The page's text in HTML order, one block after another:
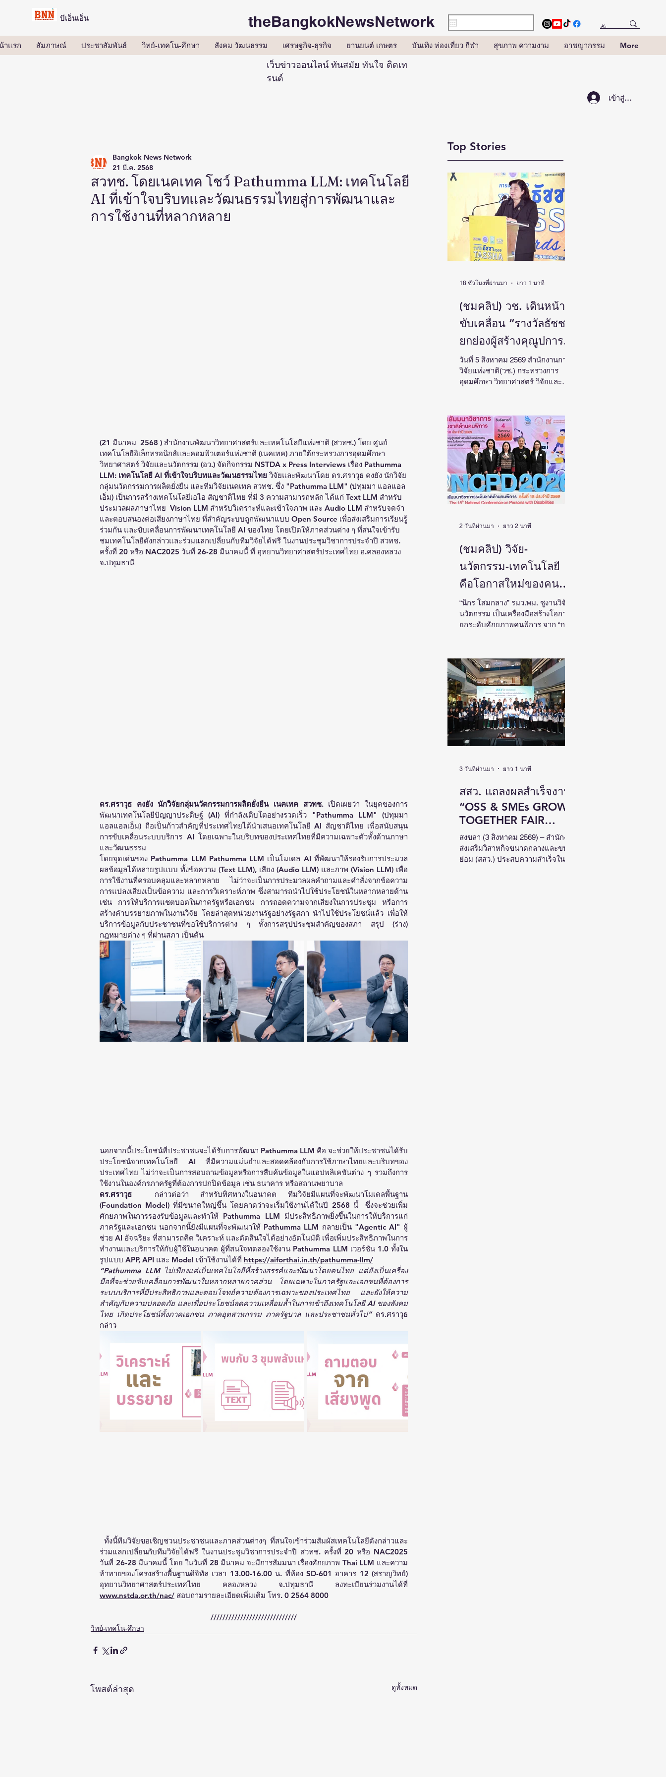
บีเอ็นเอ็น theBangkokNewsNetwork
าแรก สัมภาษณ์ ประชาสัมพันธ์ วิทย์-เทคโน-ศึกษา สังคม วัฒนธรรม เศรษฐกิจ-ธุรกิจ ยานยนต์ เกษตร บันเทิง ท่องเที่ยว กีฬา สุขภาพ ความงาม อาชญากรรม More
เว็บข่าวออนไลน์ ทันสมัย ทันใจ ติดเท
รนด์
เข้าสู่ระบบ
สวทช. โดยเนคเทค โชว์ Pathumma LLM: เทคโนโลยี
AI ที่เข้าใจบริบทและวัฒนธรรมไทยสู่การพัฒนาและ
การใช้งานที่หลากหลาย
Bangkok News Network
21 มี.ค. 2568
(21 มีนาคม  2568 ) สำนักงานพัฒนาวิทยาศาสตร์และเทคโนโลยีแห่งชาติ (สวทช.) โดย ศูนย์
เทคโนโลยีอิเล็กทรอนิกส์และคอมพิวเตอร์แห่งชาติ (เนคเทค) ภายใต้กระทรวงการอุดมศึกษา
วิทยาศาสตร์ วิจัยและนวัตกรรม (อว.) จัดกิจกรรม NSTDA x Press Interviews เรื่อง Pathumma
LLM: เทคโนโลยี AI ที่เข้าใจบริบทและวัฒนธรรมไทย วิจัยและพัฒนาโดย ดร.ศราวุธ คงยัง นักวิจัย
กลุ่มนวัตกรรมการผลิตยั่งยืน และทีมวิจัยเนคเทค สวทช. ซึ่ง "Pathumma LLM" (ปทุมมา แอลแอล
เอ็ม) เป็นการสร้างเทคโนโลยีเอไอ สัญชาติไทย ที่มี 3 ความสามารถหลัก ได้แก่ Text LLM สำหรับ
ประมวลผลภาษาไทย Vision LLM สำหรับวิเคราะห์และเข้าใจภาพ และ Audio LLM สำหรับจดจำ
และตอบสนองต่อเสียงภาษาไทย ที่สำคัญระบบถูกพัฒนาแบบ Open Source เพื่อส่งเสริมการเรียนรู้
ร่วมกัน และขับเคลื่อนการพัฒนาเทคโนโลยี AI ของไทย โดยเปิดให้ภาคส่วนต่าง ๆ ที่สนใจเข้ารับ
ชมเทคโนโลยีดังกล่าวและร่วมแลกเปลี่ยนกับทีมวิจัยได้ฟรี ในงานประชุมวิชาการประจำปี สวทช.
ครั้งที่ 20 หรือ NAC2025 วันที่ 26-28 มีนาคมนี้ ที่ อุทยานวิทยาศาสตร์ประเทศไทย อ.คลองหลวง
จ.ปทุมธานี
ดร.ศราวุธ คงยัง นักวิจัยกลุ่มนวัตกรรมการผลิตยั่งยืน เนคเทค สวทช. เปิดเผยว่า ในยุคของการ
พัฒนาเทคโนโลยีปัญญาประดิษฐ์ (AI) ที่กำลังเติบโตอย่างรวดเร็ว "Pathumma LLM" (ปทุมมา
แอลแอลเอ็ม) ถือเป็นก้าวสำคัญที่ประเทศไทยได้นำเสนอเทคโนโลยี AI สัญชาติไทย เพื่อสนับสนุน
การขับเคลื่อนระบบบริการ AI โดยเฉพาะในบริบทของประเทศไทยที่มีความเฉพาะตัวทั้งด้านภาษา
และวัฒนธรรม
โดยจุดเด่นของ Pathumma LLM Pathumma LLM เป็นโมเดล AI ที่พัฒนาให้รองรับการประมวล
ผลข้อมูลได้หลายรูปแบบ ทั้งข้อความ (Text LLM), เสียง (Audio LLM) และภาพ (Vision LLM) เพื่อ
การใช้งานที่ครอบคลุมและหลากหลาย ไม่ว่าจะเป็นการประมวลผลคำถามและคำสั่งจากข้อความ
การแปลงเสียงเป็นข้อความ และการวิเคราะห์ภาพ ซึ่งสามารถนำไปใช้ประโยชน์ในหลากหลายด้าน
เช่น การให้บริการแชตบอตในภาครัฐหรือเอกชน การถอดความจากเสียงในการประชุม หรือการ
สร้างคำบรรยายภาพในงานวิจัย โดยล่าสุดหน่วยงานรัฐอย่างรัฐสภา นำไปใช้ประโยชน์แล้ว เพื่อให้
บริการข้อมูลกับประชาชนที่ขอใช้บริการต่าง ๆ ทั้งการสรุปประชุมสำคัญของสภา สรุป (ร่าง)
กฎหมายต่าง ๆ ที่ผ่านสภา เป็นต้น
นอกจากนี้ประโยชน์ที่ประชาชนจะได้รับการพัฒนา Pathumma LLM คือ จะช่วยให้ประชาชนได้รับ
ประโยชน์จากเทคโนโลยี AI ที่มีความแม่นยำและสอดคล้องกับการใช้ภาษาไทยและบริบทของ
ประเทศไทย ไม่ว่าจะเป็นการสอบถามข้อมูลหรือการสืบค้นข้อมูลในแอปพลิเคชันต่าง ๆ รวมถึงการ
ใช้งานในองค์กรภาครัฐที่ต้องการปกปิดข้อมูล เช่น ธนาคาร หรือสถานพยาบาล
ดร.ศราวุธ กล่าวต่อว่า สำหรับทิศทางในอนาคต ทีมวิจัยมีแผนที่จะพัฒนาโมเดลพื้นฐาน
(Foundation Model) ที่มีขนาดใหญ่ขึ้น โดยคาดว่าจะเริ่มใช้งานได้ในปี 2568 นี้  ซึ่งจะช่วยเพิ่ม
ศักยภาพในการรองรับข้อมูลและทำให้ Pathumma LLM มีประสิทธิภาพยิ่งขึ้นในการให้บริการแก่
ภาครัฐและเอกชน นอกจากนี้ยังมีแผนที่จะพัฒนาให้ Pathumma LLM กลายเป็น "Agentic AI" ผู้
ช่วย AI อัจฉริยะ ที่สามารถคิด วิเคราะห์ และตัดสินใจได้อย่างอัตโนมัติ เพื่อเพิ่มประสิทธิภาพในการ
ทำงานและบริการให้กับผู้ใช้ในอนาคต ผู้ที่สนใจทดลองใช้งาน Pathumma LLM เวอร์ชัน 1.0 ทั้งใน
รูปแบบ APP, API และ Model เข้าใช้งานได้ที่ https://aiforthai.in.th/pathumma-llm/
“Pathumma LLM ไม่เพียงแค่เป็นเทคโนโลยีที่สร้างสรรค์และพัฒนาโดยคนไทย แต่ยังเป็นเครื่อง
มือที่จะช่วยขับเคลื่อนการพัฒนาในหลากหลายภาคส่วน โดยเฉพาะในภาครัฐและเอกชนที่ต้องการ
ระบบบริการที่มีประสิทธิภาพและตอบโจทย์ความต้องการเฉพาะของประเทศไทย และยังให้ความ
สำคัญกับความปลอดภัย และเพื่อประโยชน์ลดความเหลื่อมล้ำในการเข้าถึงเทคโนโลยี AI ของสังคม
ไทย เกิดประโยชน์ทั้งภาคเอกชน ภาคอุตสาหกรรม ภาครัฐบาล และประชาชนทั่วไป” ดร.ศราวุธ
กล่าว
ทั้งนี้ทีมวิจัยขอเชิญชวนประชาชนและภาคส่วนต่างๆ ที่สนใจเข้าร่วมสัมผัสเทคโนโลยีดังกล่าวและ
ร่วมแลกเปลี่ยนกับทีมวิจัยได้ฟรี ในงานประชุมวิชาการประจำปี สวทช. ครั้งที่ 20 หรือ NAC2025
วันที่ 26-28 มีนาคมนี้ โดย ในวันที่ 28 มีนาคม จะมีการสัมมนา เรื่องศักยภาพ Thai LLM และความ
ท้าทายของโครงสร้างพื้นฐานดิจิทัล เวลา 13.00-16.00 น. ที่ห้อง SD-601 อาคาร 12 (สราญวิทย์)
www.nstda.or.th/nac/ สอบถามรายละเอียดเพิ่มเติม โทร. 0 2564 8000
/////////////////////////////
วิทย์-เทคโน-ศึกษา
โพสต์ล่าสุด ดูทั้งหมด
Top Stories
(ชมคลิป) วช. เดินหน้า
ขับเคลื่อน “รางวัลธัชชา”
ยกย่องผู้สร้างคุณูปการ
ด้านสังคมศาสตร์
มนุษยศาสตร์ และ
งานวิจัยสู่การพัฒนา
ประเทศ
วันที่ 5 สิงหาคม 2569 สำนักงานการ
วิจัยแห่งชาติ(วช.) กระทรวงการ
อุดมศึกษา วิทยาศาสตร์ วิจัยและ
และศิลปกรรมศาสตร์แห่ง
ประเทศไทย “รางวัลธัชชา” (TASSHA
Awards) ประจำปีงบประมาณ 2569
โดย ดร.วิภารัตน์ ดีอ่อง ผู้อำนวยการ
สำนักงานการวิจัยแห่งชาติ เป็น
ประธานในงานแถลงข่าวพร้อมด้วย
คณะผู้บริหาร ผู้ทรงคุณวุฒิ วช. นัก
วิจัย และผู้สนใจเข้าร่วม ณ ศูนย์
สารสนเทศกลางด้านวิทยาศาสตร์
แห่งชาติ ดร.วิภารัตน์ ดีอ
18 ชั่วโมงที่ผ่านมา ยาว 1 นาที
(ชมคลิป) วิจัย-
นวัตกรรม-เทคโนโลยี
คือโอกาสใหม่ของคน
พิการไทย และพลังขับ
เคลื่อนเศรษฐกิจประเทศ
“นิกร โสมกลาง” รมว.พม. ชูงานวิจัย-
นวัตกรรม เป็นเครื่องมือสร้างโอกาส
ยกระดับศักยภาพคนพิการ จาก “การ
สร้างสังคมที่ทุกคนเข้าถึง มีส่วนร่วม
เติบโตไปด้วยกัน วันที่ 4 สิงหาคม
2569 นายนิกร โสมกลาง รัฐมนตรี
ว่าการกระทรวงการพัฒนาสังคมและ
ความมั่นคงของมนุษย์ (รมว.พม.) เป็น
ประธานเปิดงานสัมมนาวิชาการระดับ
ชาติด้านคนพิการ ครั้งที่ 18 (NCPD
2026) ภายใต้แนวคิด “From Learning
to Earning : Innovation for Persons
2 วันที่ผ่านมา ยาว 2 นาที
สสว. แถลงผลสำเร็จงาน
“OSS & SMEs GROW
TOGETHER FAIR
2026”ณ จังหวัดสงขลา
สร้างมูลค่าเศรษฐกิจ
สงขลา (3 สิงหาคม 2569) – สำนักงาน
ส่งเสริมวิสาหกิจขนาดกลางและขนาด
ย่อม (สสว.) ประสบความสำเร็จใน
3 วันที่ผ่านมา ยาว 1 นาที